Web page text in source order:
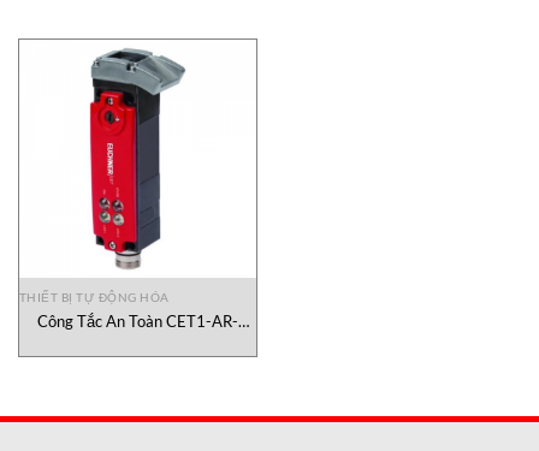
THIẾT BỊ TỰ ĐỘNG HÓA
Công Tắc An Toàn CET1-AR-
Euchner